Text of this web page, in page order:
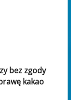
bez zgody
kakao